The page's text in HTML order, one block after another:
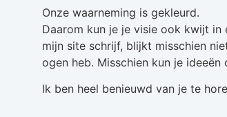
Onze waarneming is gekleurd.
Daarom kun je je visie ook kwijt in
mijn site schrijf, blijkt misschien
ogen heb. Misschien kun je
Ik ben heel benieuwd van je te